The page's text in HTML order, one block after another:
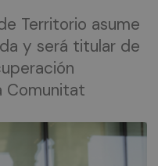
Territorio asume
y será titular de
Comunitat